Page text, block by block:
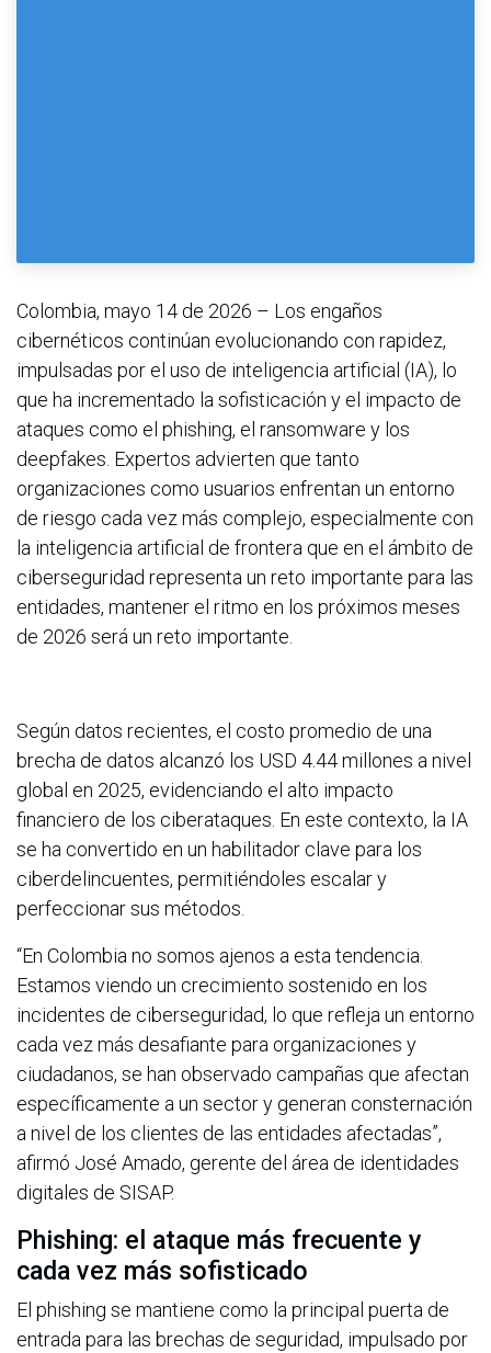
Colombia, mayo 14 de 2026 – Los engaños
cibernéticos continúan evolucionando con rapidez,
impulsadas por el uso de inteligencia artificial (IA), lo
que ha incrementado la sofisticación y el impacto de
ataques como el phishing, el ransomware y los
deepfakes. Expertos advierten que tanto
organizaciones como usuarios enfrentan un entorno
de riesgo cada vez más complejo, especialmente con
la inteligencia artificial de frontera que en el ámbito de
ciberseguridad representa un reto importante para las
entidades, mantener el ritmo en los próximos meses
de 2026 será un reto importante.
Según datos recientes, el costo promedio de una
brecha de datos alcanzó los USD 4.44 millones a nivel
global en 2025, evidenciando el alto impacto
financiero de los ciberataques. En este contexto, la IA
se ha convertido en un habilitador clave para los
ciberdelincuentes, permitiéndoles escalar y
perfeccionar sus métodos.
“En Colombia no somos ajenos a esta tendencia.
Estamos viendo un crecimiento sostenido en los
incidentes de ciberseguridad, lo que refleja un entorno
cada vez más desafiante para organizaciones y
ciudadanos, se han observado campañas que afectan
específicamente a un sector y generan consternación
a nivel de los clientes de las entidades afectadas”,
afirmó José Amado, gerente del área de identidades
digitales de SISAP.
Phishing: el ataque más frecuente y
cada vez más sofisticado
El phishing se mantiene como la principal puerta de
entrada para las brechas de seguridad, impulsado por